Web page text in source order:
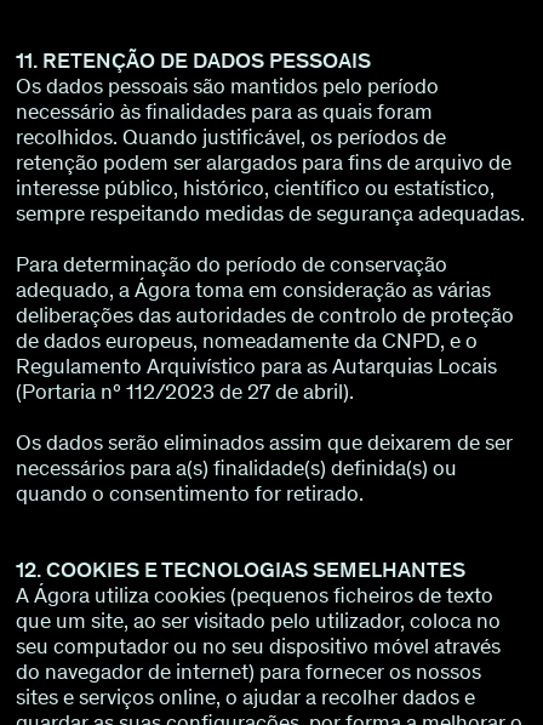
11. RETENÇÃO DE DADOS PESSOAIS
Os dados pessoais são mantidos pelo período
necessário às finalidades para as quais foram
recolhidos. Quando justificável, os períodos de
retenção podem ser alargados para fins de arquivo de
interesse público, histórico, científico ou estatístico,
sempre respeitando medidas de segurança adequadas.
Para determinação do período de conservação
adequado, a Ágora toma em consideração as várias
deliberações das autoridades de controlo de proteção
de dados europeus, nomeadamente da CNPD, e o
Regulamento Arquivístico para as Autarquias Locais
(Portaria nº 112/2023 de 27 de abril).
Os dados serão eliminados assim que deixarem de ser
necessários para a(s) finalidade(s) definida(s) ou
quando o consentimento for retirado.
12. COOKIES E TECNOLOGIAS SEMELHANTES
A Ágora utiliza cookies (pequenos ficheiros de texto
que um site, ao ser visitado pelo utilizador, coloca no
seu computador ou no seu dispositivo móvel através
do navegador de internet) para fornecer os nossos
sites e serviços online, o ajudar a recolher dados e